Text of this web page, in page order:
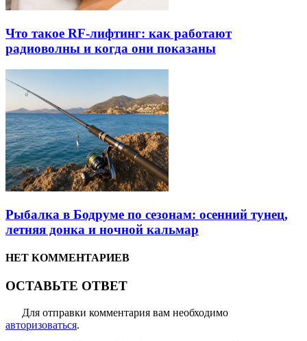
Что такое RF-лифтинг: как работают
радиоволны и когда они показаны
Рыбалка в Бодруме по сезонам: осенний тунец,
летняя донка и ночной кальмар
НЕТ КОММЕНТАРИЕВ
ОСТАВЬТЕ ОТВЕТ
Для отправки комментария вам необходимо
авторизоваться.